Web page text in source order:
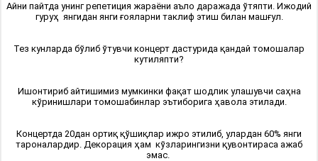
Айни пайтда унинг репетиция жараёни аъло даражада ўтяпти. Ижодий
гуруҳ янгидан янги ғояларни таклиф этиш билан машғул.
Тез кунларда бўлиб ўтувчи концерт дастурида қандай томошалар
кутиляпти?
Ишонтириб айтишимиз мумкинки фақат шодлик улашувчи саҳна
кўринишлари томошабинлар эътиборига ҳавола этилади.
Концертда 20дан ортиқ қўшиқлар ижро этилиб, улардан 60% янги
тароналардир. Декорация ҳам кўзларингизни қувонтираса ажаб
эмас.